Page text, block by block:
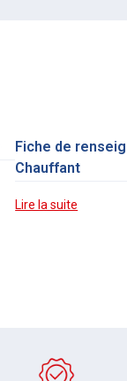
Fiche de
Chauffant
Lire la suite